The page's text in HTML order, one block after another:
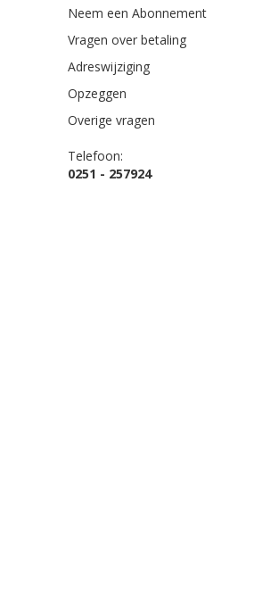
Neem een Abonnement
Vragen over betaling
Adreswijziging
Opzeggen
Overige vragen
Telefoon:
0251 - 257924